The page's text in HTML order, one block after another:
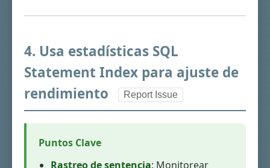
4. Usa estadísticas SQL
Statement Index para ajuste de
rendimiento
Report Issue
Puntos Clave
Rastreo de sentencia: Monitorear